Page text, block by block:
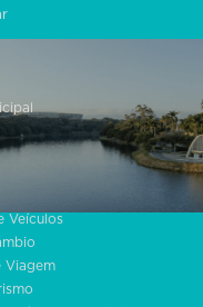
Veículos
Viagem